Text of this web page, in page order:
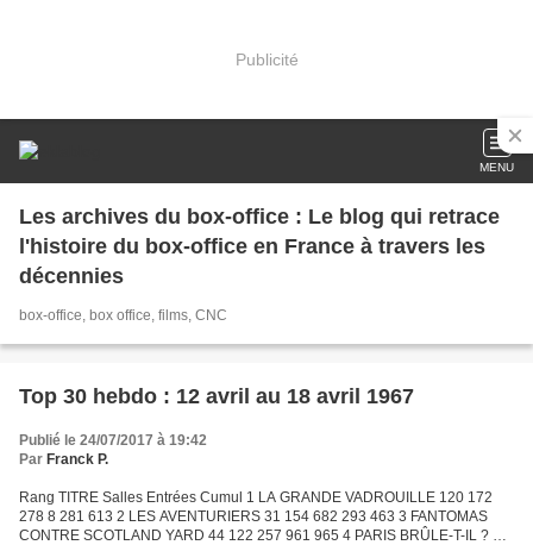
Publicité
MENU
Les archives du box-office : Le blog qui retrace
l'histoire du box-office en France à travers les
décennies
box-office, box office, films, CNC
Top 30 hebdo : 12 avril au 18 avril 1967
Publié le 24/07/2017 à 19:42
Par Franck P.
Rang TITRE Salles Entrées Cumul 1 LA GRANDE VADROUILLE 120 172
278 8 281 613 2 LES AVENTURIERS 31 154 682 293 463 3 FANTOMAS
CONTRE SCOTLAND YARD 44 122 257 961 965 4 PARIS BRÛLE-T-IL ? 71